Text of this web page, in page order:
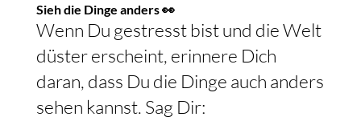
Sieh die Dinge anders 👀
Wenn Du gestresst bist und die Welt
düster erscheint, erinnere Dich
daran, dass Du die Dinge auch anders
sehen kannst. Sag Dir: